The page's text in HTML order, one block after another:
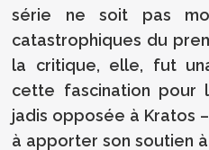
série ne soit pas
catastrophiques du
la critique, elle, fut
cette fascination pour
jadis opposée à Kratos
à apporter son soutien